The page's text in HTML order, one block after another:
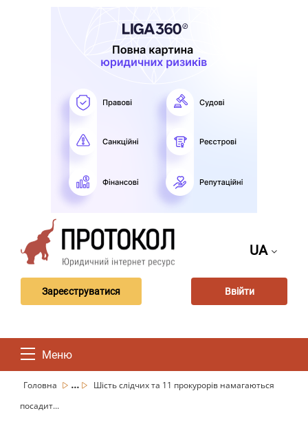
UA
Зареєструватися Ввійти
Меню
Головна ...
Шість слідчих та 11 прокурорів намагаються
посадит...